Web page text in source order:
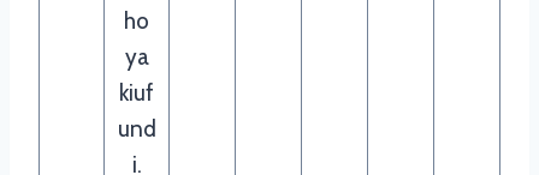
ho
ya
kiuf
und
i.